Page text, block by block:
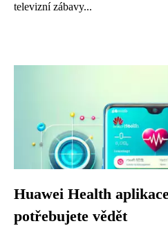
televizní zábavy...
Huawei Health
potřebujete vědět